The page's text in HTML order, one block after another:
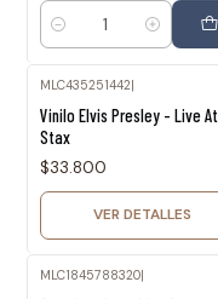
Cantidad
MLC435251442|
Vinilo Elvis Presley - Live At
Stax
$33.800
VER DETALLES
MLC1845788320|